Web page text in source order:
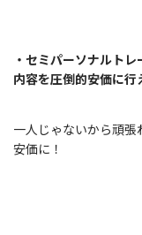
・セミパーソナルト
内容を圧倒的安価に行
一人じゃないから頑
安価に！